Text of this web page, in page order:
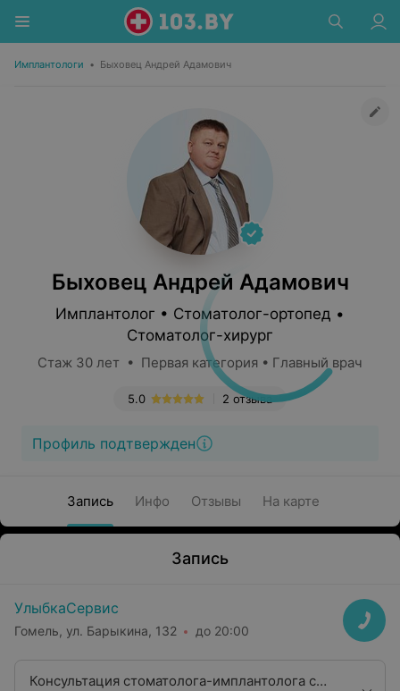
Имплантологи • Быховец Андрей Адамович
Быховец Андрей Адамович
Имплантолог • Стоматолог-ортопед •
Стоматолог-хирург
Стаж 30 лет • Первая категория • Главный врач
2 отзыва
5.0
Профиль подтвержден
Запись Инфо Отзывы На карте
Запись
УлыбкаСервис
Гомель, ул. Барыкина, 132 до 20:00
Консультация стоматолога-имплантолога с